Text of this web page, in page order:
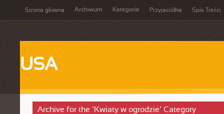
Strona główna Archiwum Kategorie Przyjaciółka Spis Treści
USA
Archive for the ‘Kwiaty w ogrodzie’ Category